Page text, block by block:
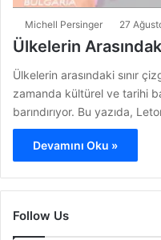
Michell Persinger 27
Ülkelerin
Ülkelerin arasındaki sınır
zamanda kültürel ve tarihi
barındırıyor. Bu yazıda,
Devamını Oku »
Follow Us